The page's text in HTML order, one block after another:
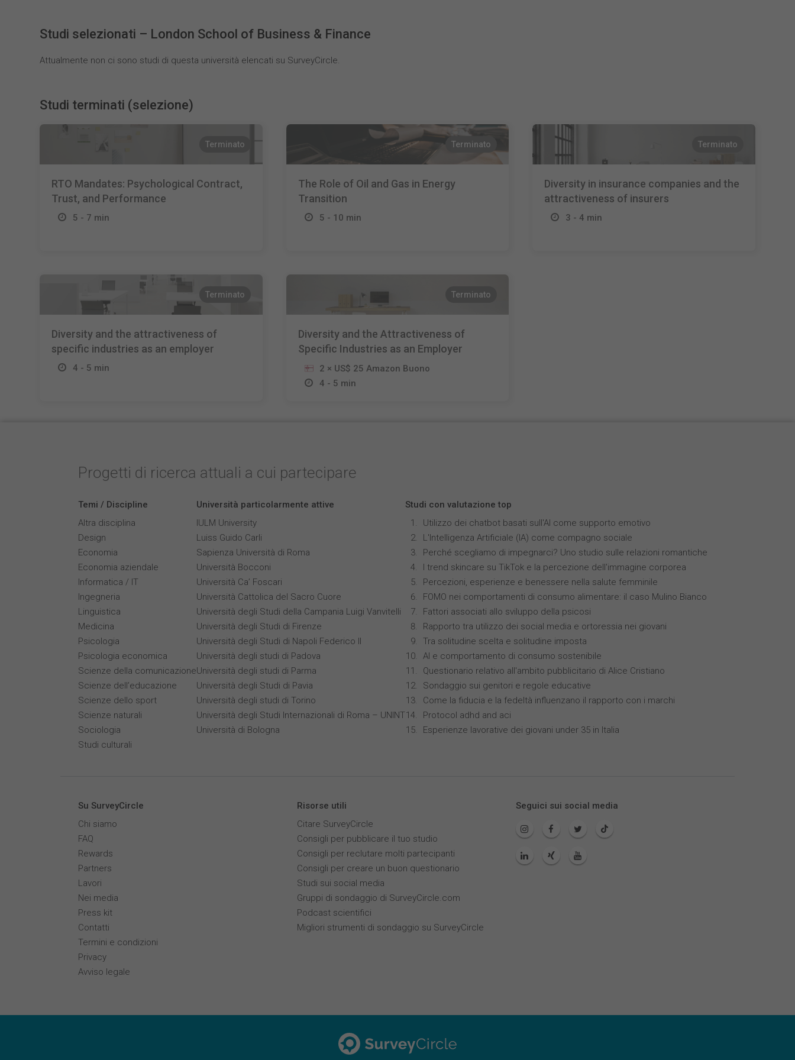
Studi selezionati – London School of Business & Finance
Attualmente non ci sono studi di questa università elencati su SurveyCircle.
Studi terminati (selezione)
Terminato
RTO Mandates: Psychological Contract,
Trust, and Performance
5 - 7 min
Terminato
The Role of Oil and Gas in Energy
Transition
5 - 10 min
Terminato
Diversity in insurance companies and the
attractiveness of insurers
3 - 4 min
Terminato
Diversity and the attractiveness of
specific industries as an employer
4 - 5 min
Terminato
Diversity and the Attractiveness of
Specific Industries as an Employer
2 × US$ 25 Amazon Buono
4 - 5 min
Progetti di ricerca attuali a cui partecipare
Temi / Discipline
Altra disciplina
Design
Economia
Economia aziendale
Informatica / IT
Ingegneria
Linguistica
Medicina
Psicologia
Psicologia economica
Scienze della comunicazione
Scienze dell’educazione
Scienze dello sport
Scienze naturali
Sociologia
Studi culturali
Università particolarmente attive
IULM University
Luiss Guido Carli
Sapienza Università di Roma
Università Bocconi
Università Ca’ Foscari
Università Cattolica del Sacro Cuore
Università degli Studi della Campania Luigi Vanvitelli
Università degli Studi di Firenze
Università degli Studi di Napoli Federico II
Università degli studi di Padova
Università degli studi di Parma
Università degli Studi di Pavia
Università degli studi di Torino
Università degli Studi Internazionali di Roma – UNINT
Università di Bologna
Studi con valutazione top
Utilizzo dei chatbot basati sull'AI come supporto emotivo
L'Intelligenza Artificiale (IA) come compagno sociale
Perché scegliamo di impegnarci? Uno studio sulle relazioni romantiche
I trend skincare su TikTok e la percezione dell'immagine corporea
Percezioni, esperienze e benessere nella salute femminile
FOMO nei comportamenti di consumo alimentare: il caso Mulino Bianco
Fattori associati allo sviluppo della psicosi
Rapporto tra utilizzo dei social media e ortoressia nei giovani
Tra solitudine scelta e solitudine imposta
AI e comportamento di consumo sostenibile
Questionario relativo all'ambito pubblicitario di Alice Cristiano
Sondaggio sui genitori e regole educative
Come la fiducia e la fedeltà influenzano il rapporto con i marchi
Protocol adhd and aci
Esperienze lavorative dei giovani under 35 in Italia
Su SurveyCircle
Chi siamo
FAQ
Rewards
Partners
Lavori
Nei media
Press kit
Contatti
Termini e condizioni
Privacy
Avviso legale
Risorse utili
Citare SurveyCircle
Consigli per pubblicare il tuo studio
Consigli per reclutare molti partecipanti
Consigli per creare un buon questionario
Studi sui social media
Gruppi di sondaggio di SurveyCircle.com
Podcast scientifici
Migliori strumenti di sondaggio su SurveyCircle
Seguici sui social media